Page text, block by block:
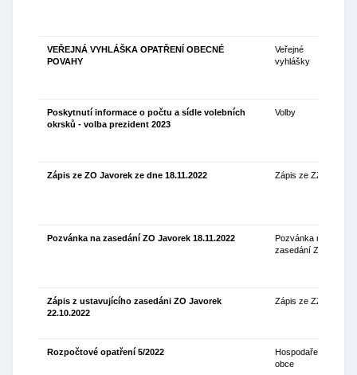
VEŘEJNÁ VYHLÁŠKA OPATŘENÍ OBECNÉ
POVAHY
Veřejné
vyhlášky
Poskytnutí informace o počtu a sídle volebních
okrsků - volba prezident 2023
Volby
Zápis ze ZO Javorek ze dne 18.11.2022 Zápis ze ZZO
Pozvánka na zasedání ZO Javorek 18.11.2022
Pozvánka na
zasedání ZO
Zápis z ustavujícího zasedáni ZO Javorek
22.10.2022
Zápis ze ZZO
Rozpočtové opatření 5/2022
Hospodaření
obce